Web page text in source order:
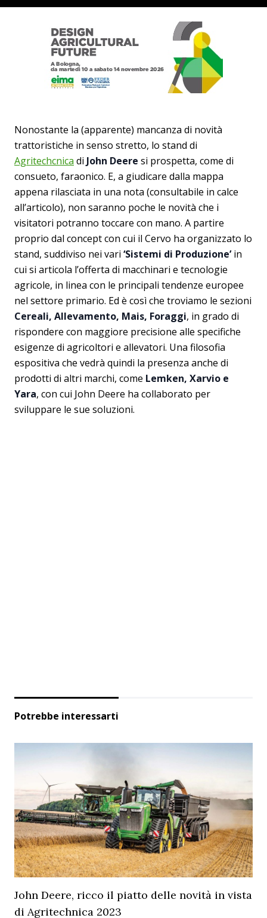
Nonostante la (apparente) mancanza di novità
trattoristiche in senso stretto, lo stand di
Agritechcnica di John Deere si prospetta, come di
consueto, faraonico. E, a giudicare dalla mappa
appena rilasciata in una nota (consultabile in calce
all’articolo), non saranno poche le novità che i
visitatori potranno toccare con mano. A partire
proprio dal concept con cui il Cervo ha organizzato lo
stand, suddiviso nei vari ‘Sistemi di Produzione’in
cui si articola l’offerta di macchinari e tecnologie
agricole, in linea con le principali tendenze europee
nel settore primario. Ed è così che troviamo le sezioni
Cereali, Allevamento, Mais, Foraggi, in grado di
rispondere con maggiore precisione alle specifiche
esigenze di agricoltori e allevatori. Una filosofia
espositiva che vedrà quindi la presenza anche di
prodotti di altri marchi, come Lemken, Xarvio e
Yara, con cui John Deere ha collaborato per
sviluppare le sue soluzioni.
Potrebbe interessarti
John Deere, ricco il piatto delle novità in vista
di Agritechnica 2023